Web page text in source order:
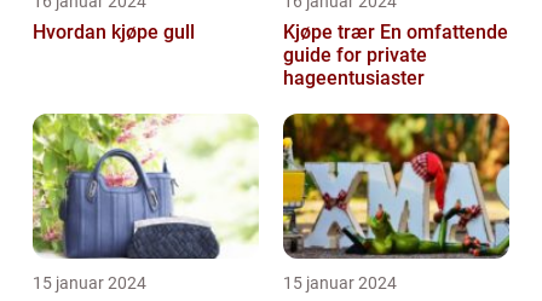
Hvordan kjøpe gull
Kjøpe trær En omfattende
guide for private
hageentusiaster
15 januar 2024 15 januar 2024